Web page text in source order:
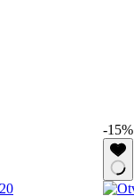
-15%